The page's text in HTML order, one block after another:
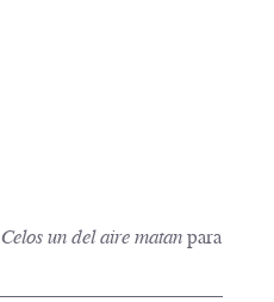
Celos un del aire matan para